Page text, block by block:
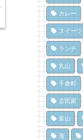
カレー
スイーツ
ランチ
丸山
千倉町
古民家
富山
海